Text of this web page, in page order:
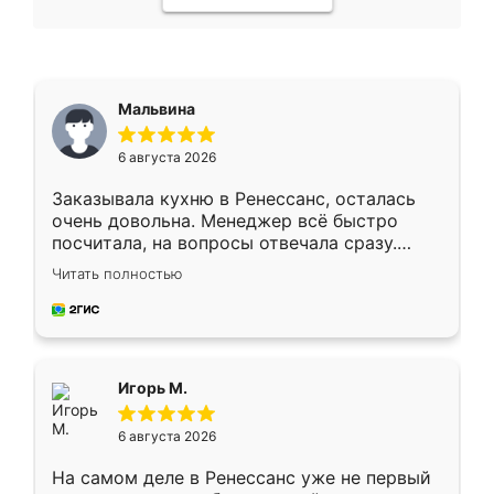
Мальвина
6 августа 2026
Заказывала кухню в Ренессанс, осталась
очень довольна. Менеджер всё быстро
посчитала, на вопросы отвечала сразу.
Замерщик приехал в субботу, подошёл к
делу со всей ответственностью. Собрали
за день, ребята работали аккуратно, даже
Читать полностью
Игорь М.
6 августа 2026
На самом деле в Ренессанс уже не первый